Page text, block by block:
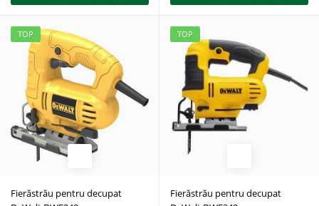
TOP
Fierăstrău pentru decupat
TOP
Fierăstrău pentru decupat